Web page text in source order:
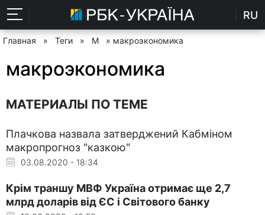
RU
Главная » Теги » М » макроэкономика
макроэкономика
МАТЕРИАЛЫ ПО ТЕМЕ
Плачкова назвала затверджений Кабміном
макропрогноз "казкою"
03.08.2020 - 18:34
Крім траншу МВФ Україна отримає ще 2,7
млрд доларів від ЄС і Світового банку